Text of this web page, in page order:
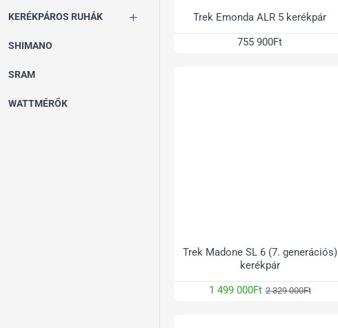
KERÉKPÁROS RUHÁK
SHIMANO
SRAM
WATTMÉRŐK
Trek Emonda ALR 5 kerékpár
755 900Ft
Trek Madone SL 6 (7. generációs)
kerékpár
1 499 000Ft 2 329 000Ft